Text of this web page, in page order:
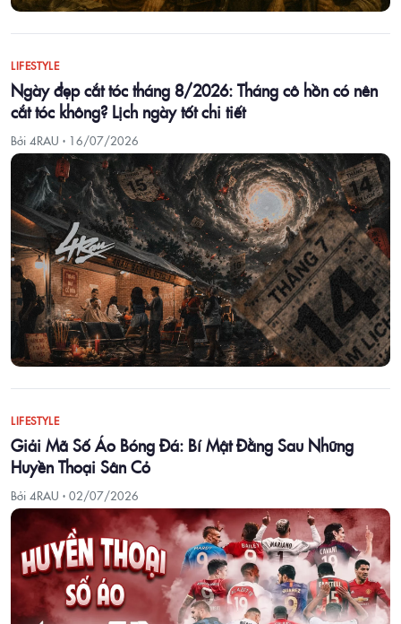
LIFESTYLE
Ngày đẹp cắt tóc tháng 8/2026: Tháng cô hồn có nên
cắt tóc không? Lịch ngày tốt chi tiết
Bởi 4RAU · 16/07/2026
LIFESTYLE
Giải Mã Số Áo Bóng Đá: Bí Mật Đằng Sau Những
Huyền Thoại Sân Cỏ
Bởi 4RAU · 02/07/2026